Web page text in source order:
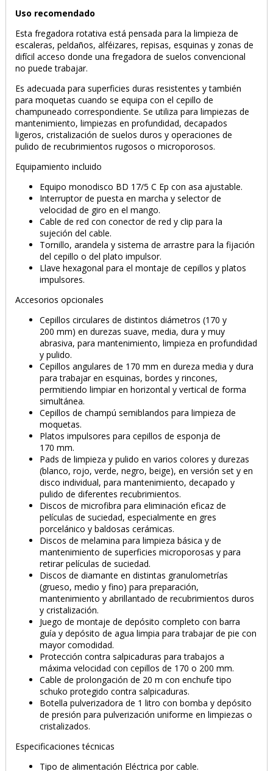
PRODUCTO AÑADIDO AL CARRITO
Uso recomendado
Esta fregadora rotativa está pensada para la limpieza de
escaleras, peldaños, alféizares, repisas, esquinas y zonas de
difícil acceso donde una fregadora de suelos convencional
no puede trabajar.
Es adecuada para superficies duras resistentes y también
para moquetas cuando se equipa con el cepillo de
champuneado correspondiente. Se utiliza para limpiezas de
mantenimiento, limpiezas en profundidad, decapados
ligeros, cristalización de suelos duros y operaciones de
pulido de recubrimientos rugosos o microporosos.
Equipamiento incluido
Equipo monodisco BD 17/5 C Ep con asa ajustable.
Interruptor de puesta en marcha y selector de
velocidad de giro en el mango.
Cable de red con conector de red y clip para la
sujeción del cable.
Tornillo, arandela y sistema de arrastre para la fijación
del cepillo o del plato impulsor.
Llave hexagonal para el montaje de cepillos y platos
impulsores.
Accesorios opcionales
Cepillos circulares de distintos diámetros (170 y
200 mm) en durezas suave, media, dura y muy
abrasiva, para mantenimiento, limpieza en profundidad
y pulido.
Cepillos angulares de 170 mm en dureza media y dura
para trabajar en esquinas, bordes y rincones,
permitiendo limpiar en horizontal y vertical de forma
simultánea.
Cepillos de champú semiblandos para limpieza de
moquetas.
Platos impulsores para cepillos de esponja de
170 mm.
Pads de limpieza y pulido en varios colores y durezas
(blanco, rojo, verde, negro, beige), en versión set y en
disco individual, para mantenimiento, decapado y
pulido de diferentes recubrimientos.
Discos de microfibra para eliminación eficaz de
películas de suciedad, especialmente en gres
porcelánico y baldosas cerámicas.
Discos de melamina para limpieza básica y de
mantenimiento de superficies microporosas y para
retirar películas de suciedad.
Discos de diamante en distintas granulometrías
(grueso, medio y fino) para preparación,
mantenimiento y abrillantado de recubrimientos duros
y cristalización.
Juego de montaje de depósito completo con barra
guía y depósito de agua limpia para trabajar de pie con
mayor comodidad.
Protección contra salpicaduras para trabajos a
máxima velocidad con cepillos de 170 o 200 mm.
Cable de prolongación de 20 m con enchufe tipo
schuko protegido contra salpicaduras.
Botella pulverizadora de 1 litro con bomba y depósito
de presión para pulverización uniforme en limpiezas o
cristalizados.
Especificaciones técnicas
Tipo de alimentación Eléctrica por cable.